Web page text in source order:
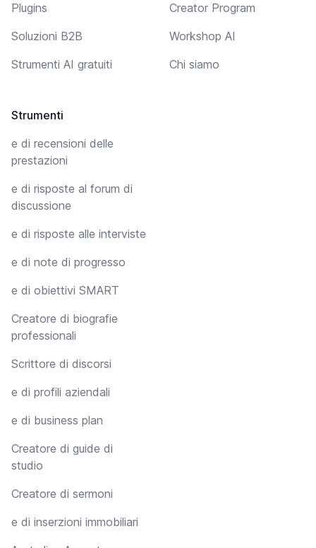
Plugins
Soluzioni B2B
Strumenti AI gratuiti
Strumenti
e di recensioni delle
prestazioni
e di risposte al forum di
discussione
e di risposte alle interviste
e di note di progresso
e di obiettivi SMART
Creatore di biografie
professionali
Scrittore di discorsi
e di profili aziendali
e di business plan
Creatore di guide di
studio
Creatore di sermoni
e di inserzioni immobiliari
Creator Program
Workshop AI
Chi siamo